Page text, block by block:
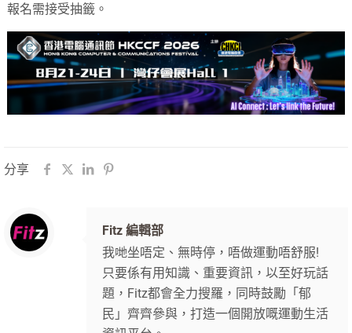
報名需接受抽籤。
分享
Fitz 編輯部
我哋坐唔定、無時停，唔做運動唔舒服!
只要係有用知識、重要資訊，以至好玩話
題，Fitz都會全力搜羅，同時鼓勵「郁
民」齊齊參與，打造一個開放嘅運動生活